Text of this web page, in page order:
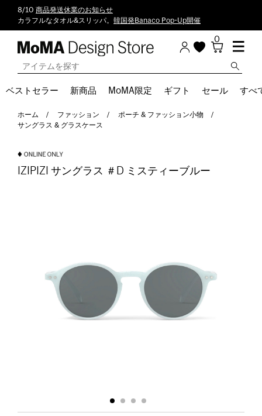
8/10 商品発送休業のお知らせ
カラフルなタオル&スリッパ。 韓国発Banaco Pop-Up開催
0
ベストセラー 新商品 MoMA限定 ギフト セール すべ
ホーム ファッション
ポーチ & ファッション小物
サングラス & グラスケース
IZIPIZI サングラス ＃D ミスティーブルー